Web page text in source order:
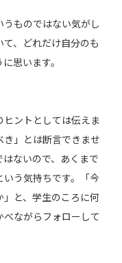
ものではない気がし
、どれだけ自分のも
思います。
ントとしては伝えま
」とは断言できませ
ないので、あくまで
う気持ちです。「今
と、学生のころに何
ながらフォローして